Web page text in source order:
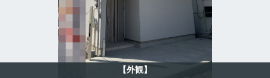
【外観】